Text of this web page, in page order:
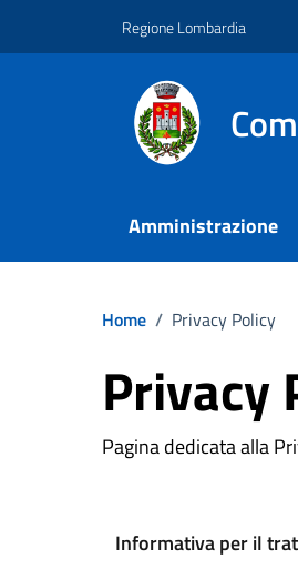
Regione Lombardia
Amministrazione
Home / Privacy Policy
Privacy
Pagina dedicata alla
Informativa per il